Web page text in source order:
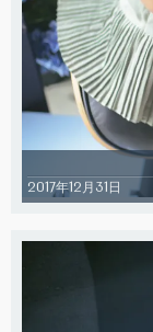
2017年12月31日